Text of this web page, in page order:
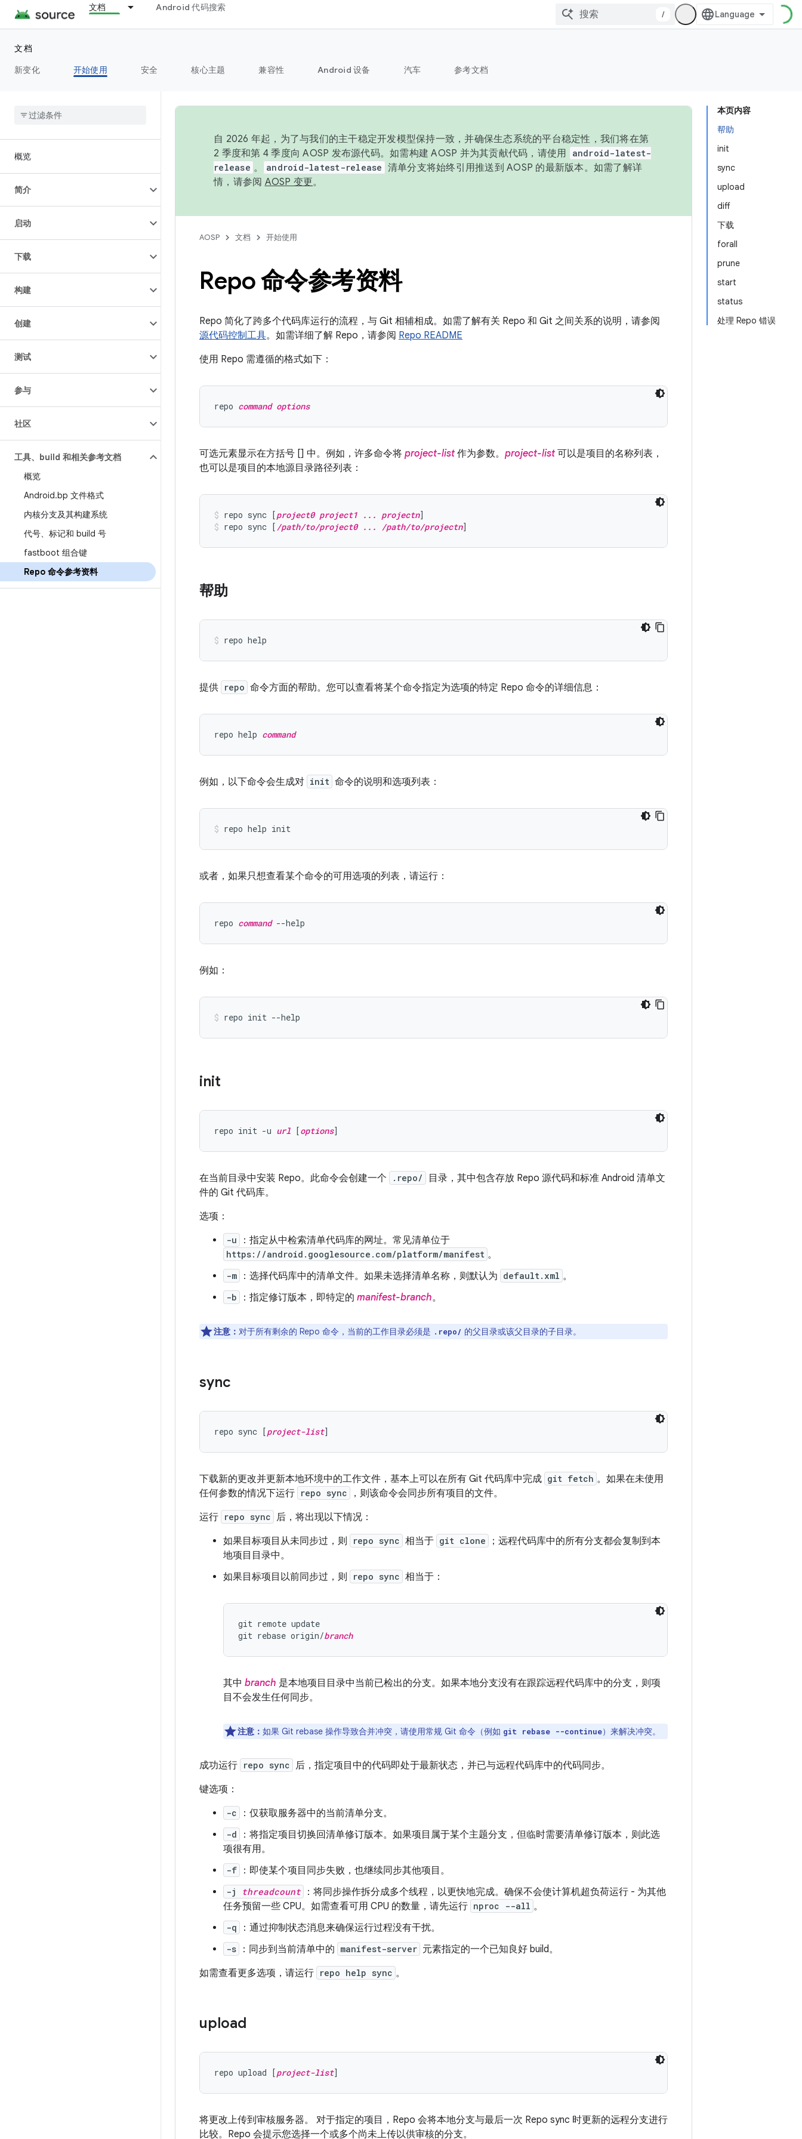
文档 Android 代码搜索
/
文档
新变化
开始使用 安全 核心主题 兼容性 Android 设备 汽车 参考文档
概览
简介
启动
下载
构建
创建
测试
参与
社区
工具、build 和相关参考文档
概览
Android.bp 文件格式
内核分支及其构建系统
代号、标记和 build 号
fastboot 组合键
Repo 命令参考资料
本页内容
帮助
init
sync
upload
diff
下载
forall
prune
start
status
处理 Repo 错误
自 2026 年起，为了与我们的主干稳定开发模型保持一致，并确保生态系统的平台稳定性，我们将在第
2 季度和第 4 季度向 AOSP 发布源代码。如需构建 AOSP 并为其贡献代码，请使用
android-latest-
release 。 android-latest-release 清单分支将始终引用推送到 AOSP 的最新版本。如需了解详
情，请参阅 AOSP 变更。
AOSP 文档 开始使用
Repo 命令参考资料
Repo 简化了跨多个代码库运行的流程，与 Git 相辅相成。如需了解有关 Repo 和 Git 之间关系的说明，请参阅
源代码控制工具。如需详细了解 Repo，请参阅 Repo README
使用 Repo 需遵循的格式如下：
repo command options
可选元素显示在方括号 [] 中。例如，许多命令将 project-list作为参数。 project-list可以是项目的名称列表，
也可以是项目的本地源目录路径列表：
repo sync [project0 project1 ... projectn]
repo sync [ /path/to/project0 ... /path/to/projectn]
帮助
提供 repo 命令方面的帮助。您可以查看将某个命令指定为选项的特定 Repo 命令的详细信息：
repo help command
例如，以下命令会生成对 init 命令的说明和选项列表：
或者，如果只想查看某个命令的可用选项的列表，请运行：
repo command
例如：
init
repo init -u url [options
在当前目录中安装 Repo。此命令会创建一个 .repo/
目录，其中包含存放 Repo 源代码和标准 Android 清单文
件的 Git 代码库。
选项：
-u ：指定从中检索清单代码库的网址。常见清单位于
https://android.googlesource.com/platform/manifest 。
-m ：选择代码库中的清单文件。如果未选择清单名称，则默认为 default.xml 。
-b ：指定修订版本，即特定的 manifest-branch。
注意： 对于所有剩余的 Repo 命令，当前的工作目录必须是 .repo/ 的父目录或该父目录的子目录。
sync
repo sync [project-list
下载新的更改并更新本地环境中的工作文件，基本上可以在所有 Git 代码库中完成 git fetch 。如果在未使用
任何参数的情况下运行 repo sync
，则该命令会同步所有项目的文件。
运行 repo sync 后，将出现以下情况：
如果目标项目从未同步过，则
repo sync 相当于 git clone
；远程代码库中的所有分支都会复制到本
地项目目录中。
如果目标项目以前同步过，则
repo sync 相当于：
git remote update
git rebase origin/branch
其中 branch 是本地项目目录中当前已检出的分支。如果本地分支没有在跟踪远程代码库中的分支，则项
目不会发生任何同步。
注意： 如果 Git rebase 操作导致合并冲突，请使用常规 Git 命令（例如 git rebase --continue）来解决冲突。
成功运行 repo sync 后，指定项目中的代码即处于最新状态，并已与远程代码库中的代码同步。
键选项：
-c ：仅获取服务器中的当前清单分支。
-d
：将指定项目切换回清单修订版本。如果项目属于某个主题分支，但临时需要清单修订版本，则此选
项很有用。
-f ：即使某个项目同步失败，也继续同步其他项目。
-j threadcount
：将同步操作拆分成多个线程，以更快地完成。确保不会使计算机超负荷运行 - 为其他
任务预留一些 CPU。如需查看可用 CPU 的数量，请先运行 nproc --all 。
-q ：通过抑制状态消息来确保运行过程没有干扰。
-s ：同步到当前清单中的 manifest-server 元素指定的一个已知良好 build。
如需查看更多选项，请运行 repo help sync 。
upload
repo upload [project-list
将更改上传到审核服务器。 对于指定的项目，Repo 会将本地分支与最后一次 Repo sync 时更新的远程分支进行
比较。Repo 会提示您选择一个或多个尚未上传以供审核的分支。